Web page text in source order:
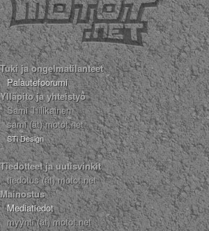
Tuki ja ongelmatilanteet
Palautefoorumi
Ylläpito ja yhteistyö
Sami Tiilikainen
sami (ät) motot.net
STi Design
Tiedotteet ja uutisvinkit
tiedotus (ät) motot.net
Mainostus
Mediatiedot
myynti (ät) motot.net